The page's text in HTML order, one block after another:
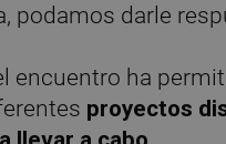
podamos darle
encuentro ha
proyectos